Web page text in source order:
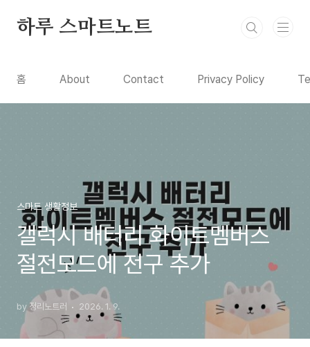
하루 스마트노트
홈 About Contact Privacy Policy
스마트 생활정보
갤럭시 배터리 화이트멤버스
절전모드에 전구 추가
by 정리노트러 2026. 1. 9.